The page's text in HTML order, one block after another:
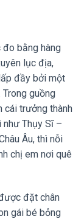
đo bằng hàng
lục địa,
đầy bởi một
guồng
cái trưởng thành
như Thụy Sĩ –
Âu, thì nỗi
chị em nơi quê
đặt chân
gái bé bỏng